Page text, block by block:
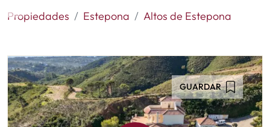
Propiedades Estepona Altos de Estepona
GUARDAR